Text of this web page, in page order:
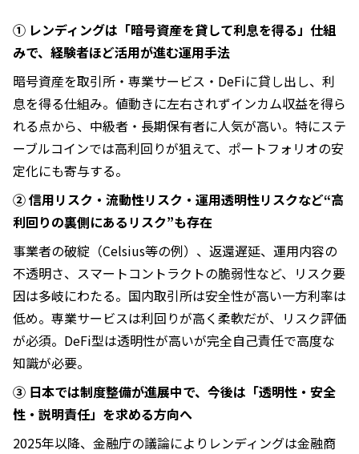
① レンディングは「暗号資産を貸して利息を得る」仕組
みで、経験者ほど活用が進む運用手法
暗号資産を取引所・専業サービス・DeFiに貸し出し、利
息を得る仕組み。値動きに左右されずインカム収益を得ら
れる点から、中級者・長期保有者に人気が高い。特にステ
ーブルコインでは高利回りが狙えて、ポートフォリオの安
定化にも寄与する。
② 信用リスク・流動性リスク・運用透明性リスクなど“高
利回りの裏側にあるリスク”も存在
事業者の破綻（Celsius等の例）、返還遅延、運用内容の
不透明さ、スマートコントラクトの脆弱性など、リスク要
因は多岐にわたる。国内取引所は安全性が高い一方利率は
低め。専業サービスは利回りが高く柔軟だが、リスク評価
が必須。DeFi型は透明性が高いが完全自己責任で高度な
知識が必要。
③ 日本では制度整備が進展中で、今後は「透明性・安全
性・説明責任」を求める方向へ
2025年以降、金融庁の議論によりレンディングは金融商